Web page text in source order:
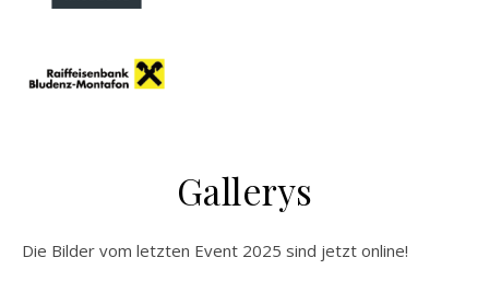
Gallerys
Die Bilder vom letzten Event 2025 sind jetzt online!